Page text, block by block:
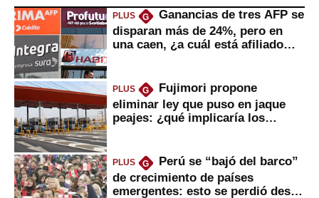
PLUS G
Ganancias de tres AFP se
disparan más de 24%, pero en
una caen, ¿a cuál está afiliado
PLUS G
Fujimori propone
eliminar ley que puso en jaque
peajes: ¿qué implicaría los
PLUS G
Perú se “bajó del barco”
de crecimiento de países
emergentes: esto se perdió desde